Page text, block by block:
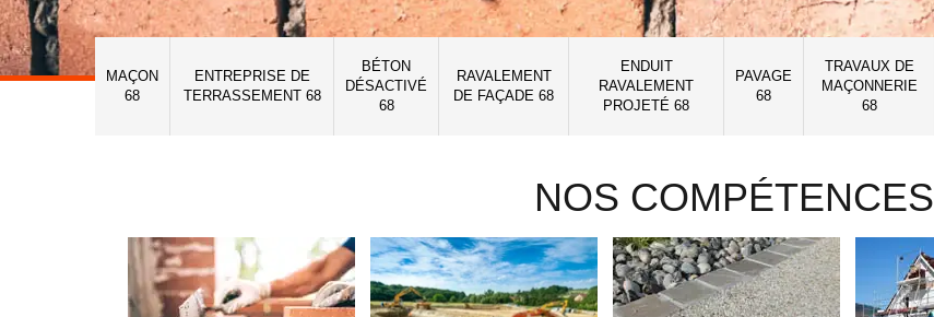
MAÇON
68
ENTREPRISE DE
TERRASSEMENT 68
BÉTON
DÉSACTIVÉ
68
RAVALEMENT
DE FAÇADE 68
ENDUIT
RAVALEMENT
PROJETÉ 68
PAVAGE
68
TRAVAUX DE
MAÇONNERIE
68
NOS COMPÉTENCES